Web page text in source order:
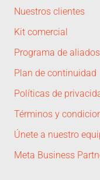
Nuestros clientes
Kit comercial
Programa de
Plan de continuidad
Políticas de
Términos y
Únete a nuestro
Meta Business